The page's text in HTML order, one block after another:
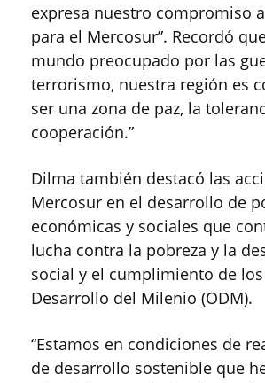
expresa nuestro compromiso
para el Mercosur”. Recordó
mundo preocupado por las
terrorismo, nuestra región es
ser una zona de paz, la
cooperación.”
Dilma también destacó las
Mercosur en el desarrollo de
económicas y sociales que
lucha contra la pobreza y la
social y el cumplimiento de
Desarrollo del Milenio (ODM).
“Estamos en condiciones de
de desarrollo sostenible que